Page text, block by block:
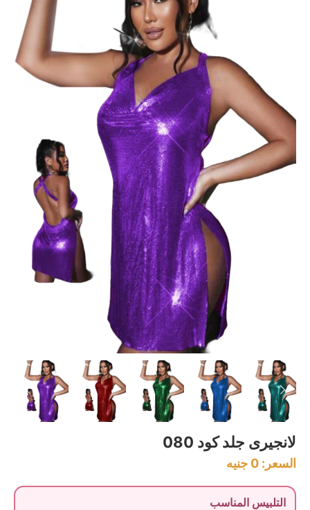
لانجيرى جلد كود 080
السعر: 0 جنيه
التلبيس المناسب